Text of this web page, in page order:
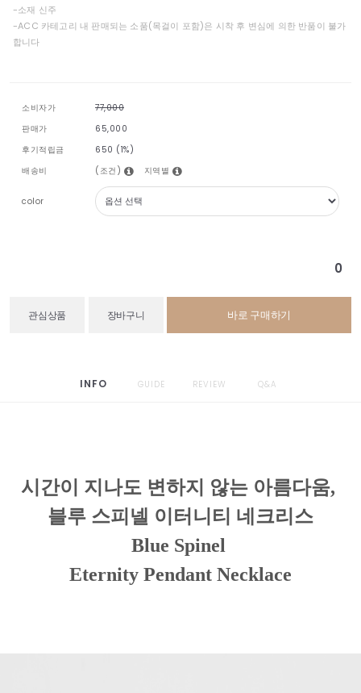
-소재 신주
-ACC 카테고리 내 판매되는 소품(목걸이 포함)은 시착 후 변심에 의한 반품이 불가
합니다
소비자가
77,000
판매가
65,000
후기적립금
650 (1%)
배송비
(조건) 지역별
color
0
관심상품 장바구니 바로 구매하기
INFO GUIDE REVIEW Q&A
시간이 지나도 변하지 않는 아름다움,
블루 스피넬 이터니티 네크리스
Blue Spinel
Eternity Pendant Necklace